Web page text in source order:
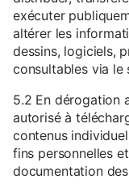
exécuter
altérer les
dessins, logiciels,
consultables via le
5.2 En dérogation
autorisé à
contenus
fins personnelles
documentation